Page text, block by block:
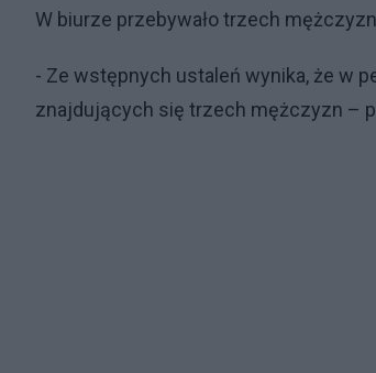
W biurze przebywało trzech
- Ze wstępnych ustaleń wynika, że w
znajdujących się trzech mężczyzn –